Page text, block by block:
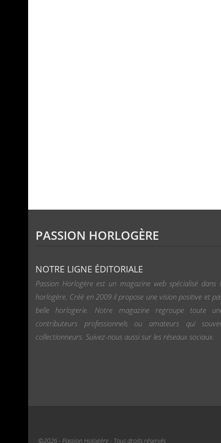
PASSION HORLOGÈRE
NOTRE LIGNE ÉDITORIALE
Passion Horlogère est un magazine web spécialisé dans
horlogère. Créé en 2009 il propose une vision positive et
belle horlogerie. Notre magazine regroupe toute
contributeurs professionnels ou amateurs qui
collectionneurs. Suivez-nous aussi sur les réseaux sociaux.
©2026 - Passion Hologère - Tous droits réservés